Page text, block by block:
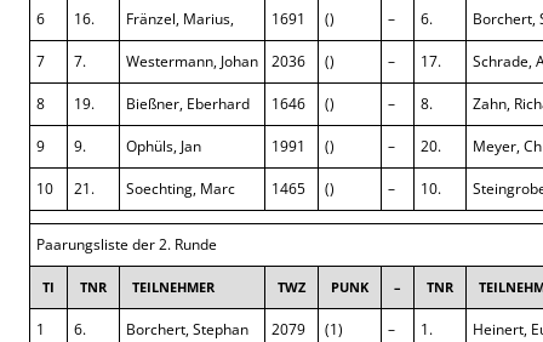
6 16. Fränzel, Marius, 1691 () – 6. Borchert,
7 7. Westermann, Johan 2036 () – 17. Schrade,
8 19. Bießner, Eberhard 1646 () – 8. Zahn,
9 9. Ophüls, Jan 1991 () – 20. Meyer,
10 21. Soechting, Marc 1465 () – 10.
Paarungsliste der 2. Runde
TI TNR TEILNEHMER TWZ PUNK – TNR
1 6. Borchert, Stephan 2079 (1) – 1. Heinert,